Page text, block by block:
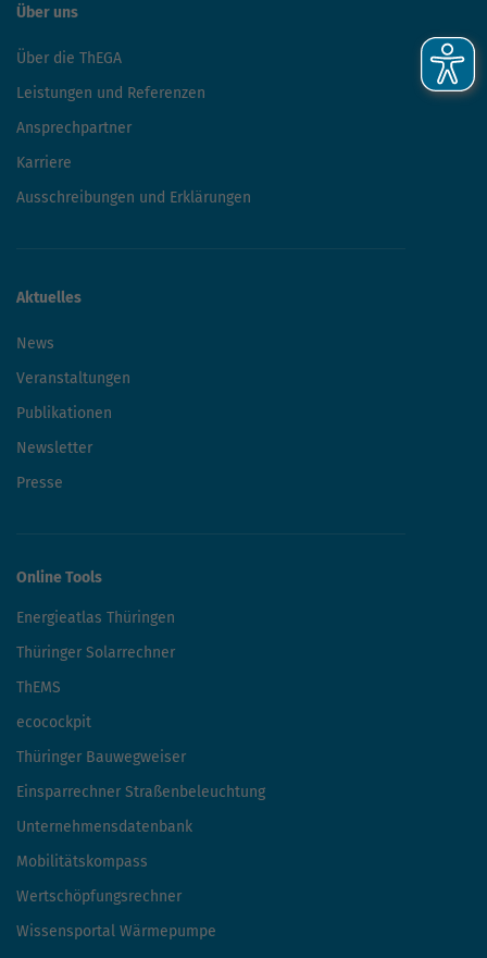
Über uns
Über die ThEGA
Leistungen und Referenzen
Ansprechpartner
Karriere
Ausschreibungen und Erklärungen
Aktuelles
News
Veranstaltungen
Publikationen
Newsletter
Presse
Online Tools
Energieatlas Thüringen
Thüringer Solarrechner
ThEMS
ecocockpit
Thüringer Bauwegweiser
Einsparrechner Straßenbeleuchtung
Unternehmensdatenbank
Mobilitätskompass
Wertschöpfungsrechner
Wissensportal Wärmepumpe